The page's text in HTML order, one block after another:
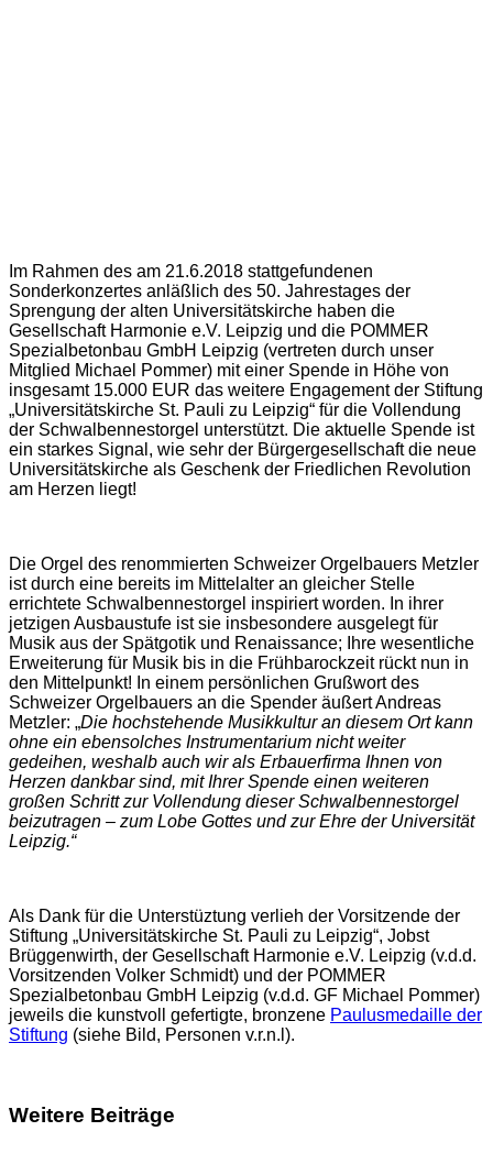
Im Rahmen des am 21.6.2018 stattgefundenen
Sonderkonzertes anläßlich des 50. Jahrestages der
Sprengung der alten Universitätskirche haben die
Gesellschaft Harmonie e.V. Leipzig und die POMMER
Spezialbetonbau GmbH Leipzig (vertreten durch unser
Mitglied Michael Pommer) mit einer Spende in Höhe von
insgesamt 15.000 EUR das weitere Engagement der Stiftung
„Universitätskirche St. Pauli zu Leipzig“ für die Vollendung
der Schwalbennestorgel unterstützt. Die aktuelle Spende ist
ein starkes Signal, wie sehr der Bürgergesellschaft die neue
Universitätskirche als Geschenk der Friedlichen Revolution
am Herzen liegt!
Die Orgel des renommierten Schweizer Orgelbauers Metzler
ist durch eine bereits im Mittelalter an gleicher Stelle
errichtete Schwalbennestorgel inspiriert worden. In ihrer
jetzigen Ausbaustufe ist sie insbesondere ausgelegt für
Musik aus der Spätgotik und Renaissance; Ihre wesentliche
Erweiterung für Musik bis in die Frühbarockzeit rückt nun in
den Mittelpunkt! In einem persönlichen Grußwort des
Schweizer Orgelbauers an die Spender äußert Andreas
Metzler: „Die hochstehende Musikkultur an diesem Ort kann
ohne ein ebensolches Instrumentarium nicht weiter
gedeihen, weshalb auch wir als Erbauerfirma Ihnen von
Herzen dankbar sind, mit Ihrer Spende einen weiteren
großen Schritt zur Vollendung dieser Schwalbennestorgel
beizutragen – zum Lobe Gottes und zur Ehre der Universität
Leipzig.“
Als Dank für die Unterstüztung verlieh der Vorsitzende der
Stiftung „Universitätskirche St. Pauli zu Leipzig“, Jobst
Brüggenwirth, der Gesellschaft Harmonie e.V. Leipzig (v.d.d.
Vorsitzenden Volker Schmidt) und der POMMER
Spezialbetonbau GmbH Leipzig (v.d.d. GF Michael Pommer)
jeweils die kunstvoll gefertigte, bronzene Paulusmedaille der
Stiftung (siehe Bild, Personen v.r.n.l).
Weitere Beiträge